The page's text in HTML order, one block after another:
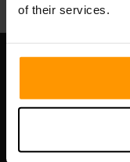
of their services.